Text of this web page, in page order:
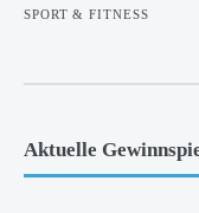
Erkrankungen wie die
Heuschnupfen.
Pollenflugkalender
besonders von starkem
Wie kann man
effektiv vorgehen?
SPORT & FITNESS
Aktuelle